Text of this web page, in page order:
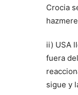
Crocia
ii) USA
fuera
sigue y